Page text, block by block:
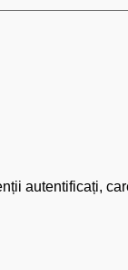
autentificați,